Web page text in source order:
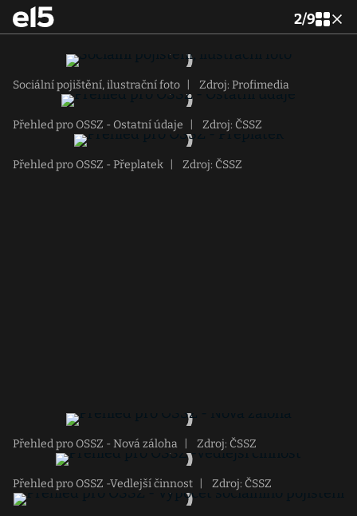
2/9
Sociální pojištění, ilustrační foto Zdroj: Profimedia
Přehled pro OSSZ - Ostatní údaje Zdroj: ČSSZ
Přehled pro OSSZ - Přeplatek Zdroj: ČSSZ
Přehled pro OSSZ - Nová záloha Zdroj: ČSSZ
Přehled pro OSSZ -Vedlejší činnost Zdroj: ČSSZ